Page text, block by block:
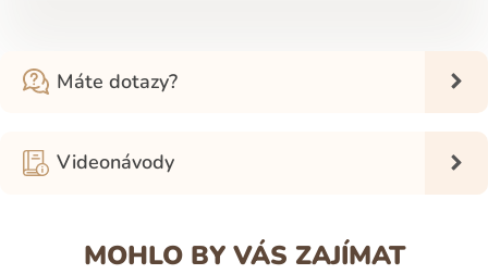
Máte dotazy?
Videonávody
MOHLO BY VÁS ZAJÍMAT